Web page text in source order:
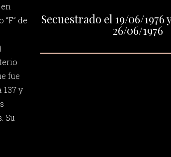
de
fue
137 y
Su
Secuestrado el 19/06/1976
26/06/1976